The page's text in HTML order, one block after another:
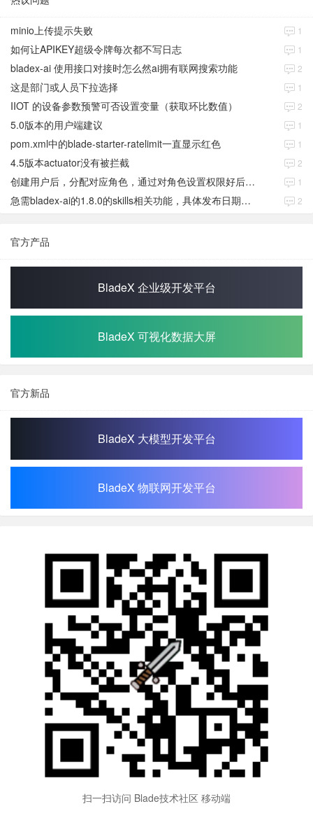
minio上传提示失败 1
如何让APIKEY超级令牌每次都不写日志 1
bladex-ai 使用接口对接时怎么然ai拥有联网搜索功能 2
这是部门或人员下拉选择 1
IIOT 的设备参数预警可否设置变量（获取环比数值） 2
5.0版本的用户端建议 1
pom.xml中的blade-starter-ratelimit一直显示红色 1
4.5版本actuator没有被拦截 2
创建用户后，分配对应角色，通过对角色设置权限好后，登录当前用户后。查看不到当前已分配对应角色权限数据 1
急需bladex-ai的1.8.0的skills相关功能，具体发布日期是多少号 2
官方产品
BladeX 企业级开发平台
BladeX 可视化数据大屏
官方新品
BladeX 大模型开发平台
BladeX 物联网开发平台
扫一扫访问 Blade技术社区 移动端